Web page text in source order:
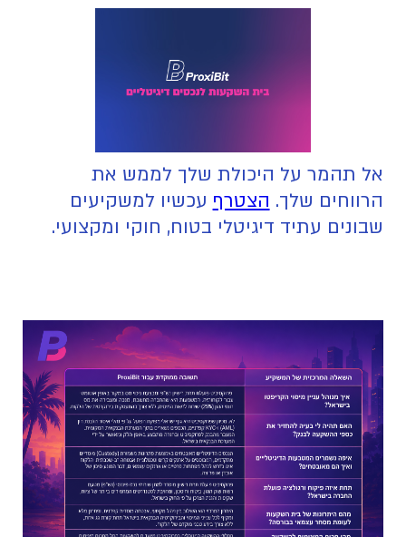
אל תהמר על היכולת שלך לממש את
הרווחים שלך. הצטרף עכשיו למשקיעים
שבונים עתיד דיגיטלי בטוח, חוקי ומקצועי.